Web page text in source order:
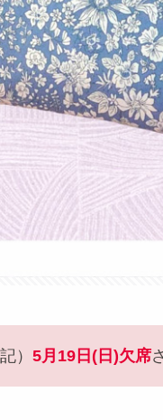
） 5月19日(日)欠席